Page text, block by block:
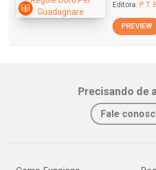
Editora: P. T.
PREVIEW
Precisando de
Fale